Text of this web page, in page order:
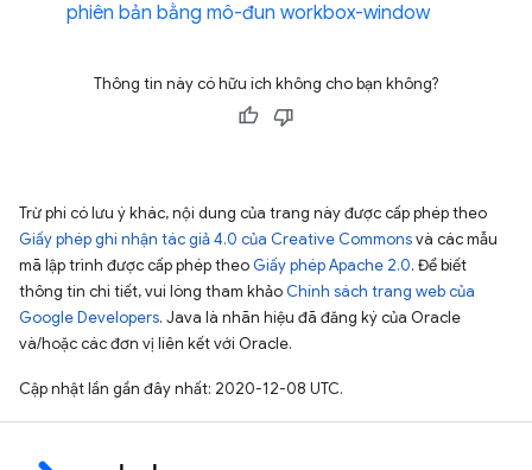
phiên bản bằng mô-đun workbox-window
Thông tin này có hữu ích không cho bạn không?
Trừ phi có lưu ý khác, nội dung của trang này được cấp phép theo
Giấy phép ghi nhận tác giả 4.0 của Creative Commonsvà các mẫu
mã lập trình được cấp phép theo Giấy phép Apache 2.0. Để biết
thông tin chi tiết, vui lòng tham khảo Chính sách trang web của
Google Developers. Java là nhãn hiệu đã đăng ký của Oracle
và/hoặc các đơn vị liên kết với Oracle.
Cập nhật lần gần đây nhất: 2020-12-08 UTC.